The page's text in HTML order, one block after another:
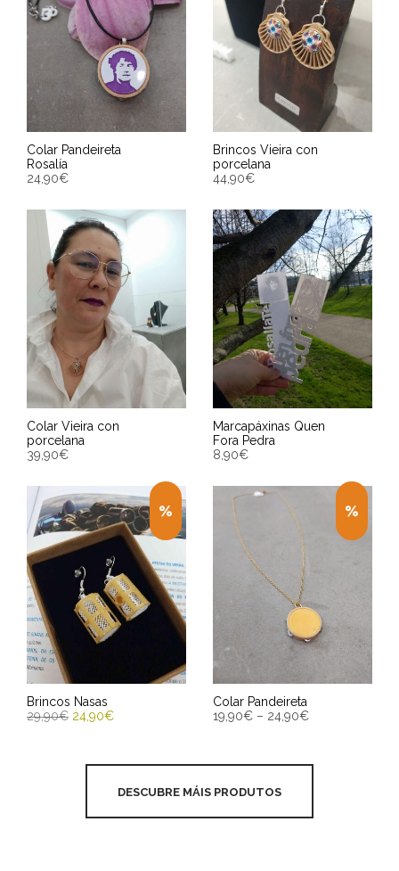
Colar Pandeireta
Rosalía
24,90€
ENGADIR AO CARRIÑO
Entrega Estimada entre
13/08/2026 - 15/08/2026
Brincos Vieira con
porcelana
44,90€
ENGADIR AO CARRIÑO
Entrega Estimada entre
13/08/2026 - 15/08/2026
Colar Vieira con
porcelana
39,90€
ENGADIR AO CARRIÑO
Entrega Estimada entre
13/08/2026 - 15/08/2026
Marcapáxinas Quen
Fora Pedra
8,90€
ENGADIR AO CARRIÑO
13/08/2026 - 15/08/2026
Brincos Nasas
29,90€ 24,90€
Colar Pandeireta
19,90€ – 24,90€
DESCUBRE MÁIS PRODUTOS